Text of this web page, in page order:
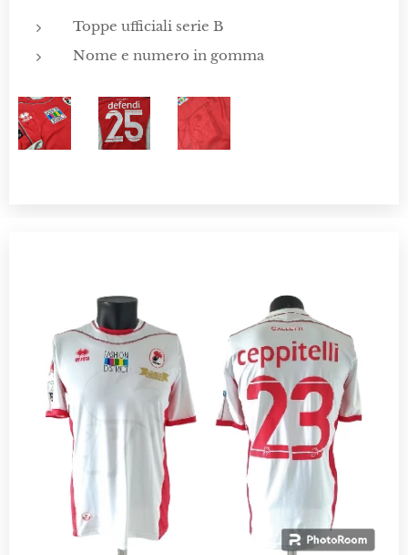
Toppe ufficiali serie B
Nome e numero in gomma